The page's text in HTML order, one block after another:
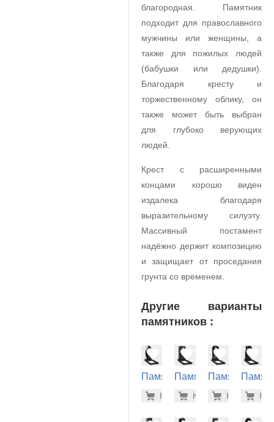
благородная. Памятник
подходит для православного
мужчины или женщины, а
также для пожилых людей
(бабушки или дедушки).
Благодаря кресту и
торжественному облику, он
также может быть выбран
для глубоко верующих
людей.
Крест с расширенными
концами хорошо виден
издалека благодаря
выразительному силуэту.
Массивный постамент
надёжно держит композицию
и защищает от проседания
грунта со временем.
Другие варианты
памятников :
Памятник
могилу
-7% 39.200
Купить
Памятник
могилу
-7%
Купить
Памятник
могилу
-
Купитьмогилу